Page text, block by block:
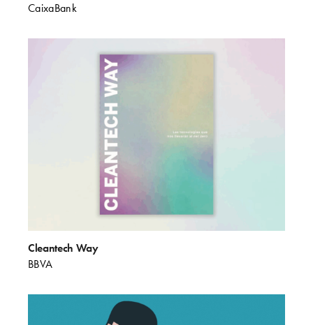
CaixaBank
Cleantech Way
BBVA